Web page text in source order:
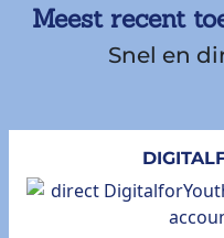
Meest recent
Snel en